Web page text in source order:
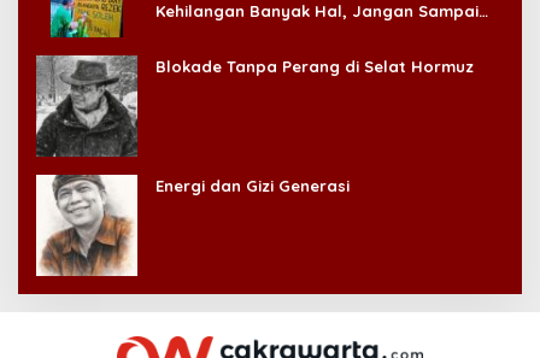
Kehilangan Banyak Hal, Jangan Sampai
Blokade Tanpa Perang di Selat Hormuz
Energi dan Gizi Generasi